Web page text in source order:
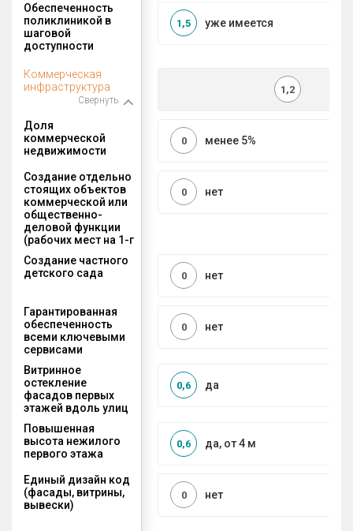
Обеспеченность
поликлиникой в
шаговой
доступности
уже имеется
1,5
Коммерческая
инфраструктура
Свернуть
1,2
Доля
коммерческой
недвижимости
менее 5%
0
Создание отдельно
стоящих объектов
коммерческой или
общественно-
деловой функции
(рабочих мест на 1-г
нет
0
Создание частного
детского сада
нет
0
Гарантированная
обеспеченность
всеми ключевыми
сервисами
нет
0
Витринное
остекление
фасадов первых
этажей вдоль улиц
да
0,6
Повышенная
высота нежилого
первого этажа
да, от 4 м
0,6
Единый дизайн код
(фасады, витрины,
вывески)
нет
0